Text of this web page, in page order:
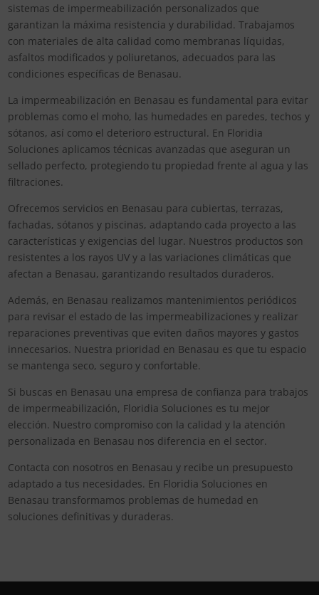
sistemas de impermeabilización personalizados que
garantizan la máxima resistencia y durabilidad. Trabajamos
con materiales de alta calidad como membranas líquidas,
asfaltos modificados y poliuretanos, adecuados para las
condiciones específicas de Benasau.
La impermeabilización en Benasau es fundamental para evitar
problemas como el moho, las humedades en paredes, techos y
sótanos, así como el deterioro estructural. En Floridia
Soluciones aplicamos técnicas avanzadas que aseguran un
sellado perfecto, protegiendo tu propiedad frente al agua y las
filtraciones.
Ofrecemos servicios en Benasau para cubiertas, terrazas,
fachadas, sótanos y piscinas, adaptando cada proyecto a las
características y exigencias del lugar. Nuestros productos son
resistentes a los rayos UV y a las variaciones climáticas que
afectan a Benasau, garantizando resultados duraderos.
Además, en Benasau realizamos mantenimientos periódicos
para revisar el estado de las impermeabilizaciones y realizar
reparaciones preventivas que eviten daños mayores y gastos
innecesarios. Nuestra prioridad en Benasau es que tu espacio
se mantenga seco, seguro y confortable.
Si buscas en Benasau una empresa de confianza para trabajos
de impermeabilización, Floridia Soluciones es tu mejor
elección. Nuestro compromiso con la calidad y la atención
personalizada en Benasau nos diferencia en el sector.
Contacta con nosotros en Benasau y recibe un presupuesto
adaptado a tus necesidades. En Floridia Soluciones en
Benasau transformamos problemas de humedad en
soluciones definitivas y duraderas.